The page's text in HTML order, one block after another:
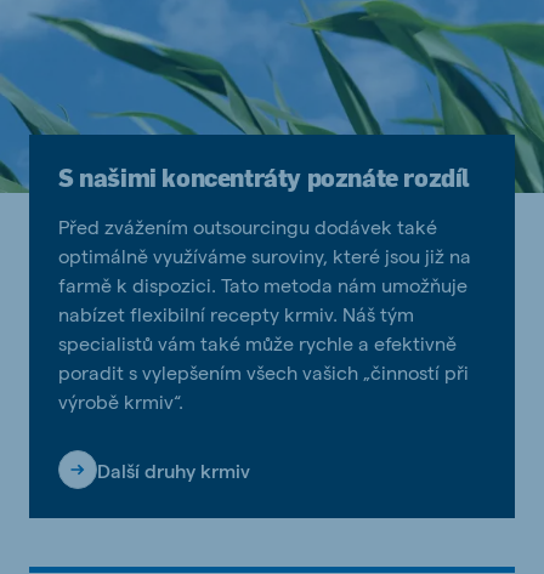
S našimi koncentráty poznáte rozdíl
Před zvážením outsourcingu dodávek také
optimálně využíváme suroviny, které jsou již na
farmě k dispozici. Tato metoda nám umožňuje
nabízet flexibilní recepty krmiv. Náš tým
specialistů vám také může rychle a efektivně
poradit s vylepšením všech vašich „činností při
výrobě krmiv“.
Další druhy krmiv